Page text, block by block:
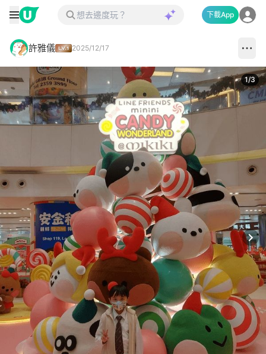
下載App
許雅儀 2025/12/17
1/3